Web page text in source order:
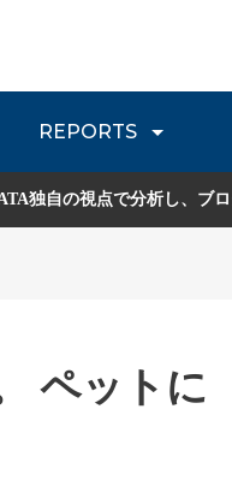
REPORTS
JOURNEY
独自の視点で分析し、ブ
ペットに